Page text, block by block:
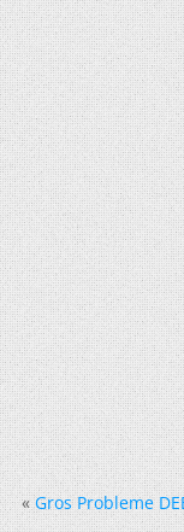
« Gros Probleme